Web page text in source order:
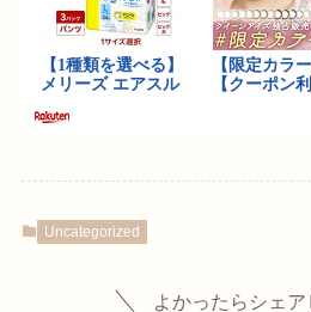
Uncategorized
よかったらシェア